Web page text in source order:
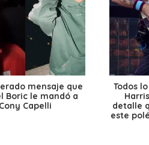
mensaje que
Boric le mandó a
Cony Capelli
Todos
detalle
este